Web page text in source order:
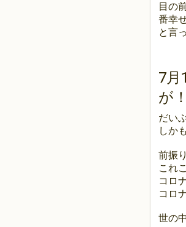
目の
番幸
と言
7月
が
だい
しか
前振
これ
コロ
コロ
世の